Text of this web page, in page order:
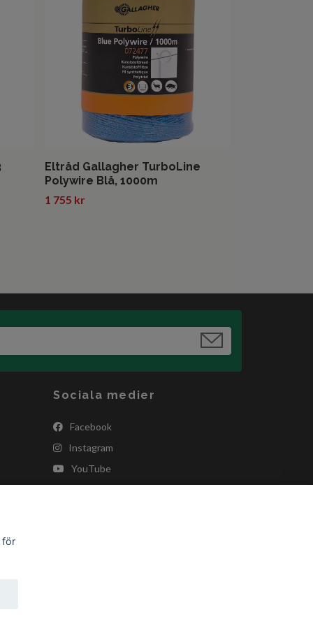
Eltråd Gallagher TurboLine
Polywire Blå, 1000m
1 755 kr
Sociala medier
Facebook
Instagram
YouTube
för